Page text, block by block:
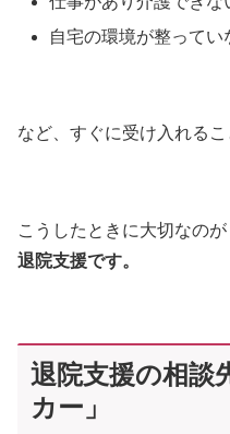
自宅の環境が整ってい
など、すぐに受け入れる
こうしたときに大切なのが
退院支援です。
退院支援の相談
カー」